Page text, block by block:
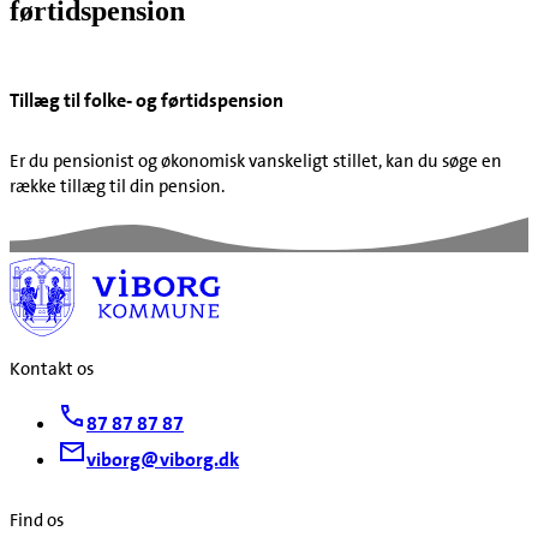
førtidspension
Tillæg til folke- og førtidspension
Er du pensionist og økonomisk vanskeligt stillet, kan du søge en
række tillæg til din pension.
Kontakt os
87 87 87 87
viborg@viborg.dk
Find os